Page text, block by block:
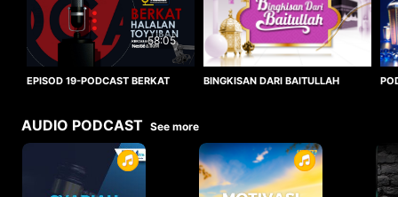
58:05
EPISOD 19-PODCAST BERKAT
BINGKISAN DARI BAITULLAH
AUDIO PODCAST See more